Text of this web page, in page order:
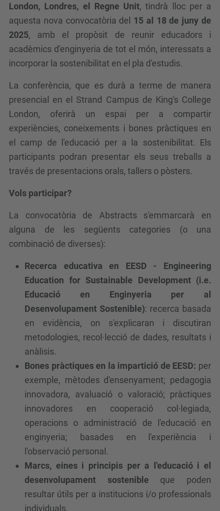
London, Londres, el Regne Unit, tindrà lloc per a
aquesta nova convocatòria del 15 al 18 de juny de
2025, amb el propòsit de reunir educadors i
acadèmics d'enginyeria de tot el món, interessats ​​a
incorporar la sostenibilitat en el pla d'estudis.
La conferència, que es durà a terme de manera
presencial en el Strand Campus de King's College
London, oferirà un espai per a compartir
experiències, coneixements i bones pràctiques en
el camp de l'educació per a la sostenibilitat. Els
participants podran presentar els seus treballs a
través de presentacions orals, tallers o pòsters.
Vols participar?
La convocatòria de Abstracts s'emmarcarà en
alguna de les següents categories (o una
combinació de diverses):
Recerca educativa en EESD - Engineering
Education for Sustainable Development (i.e.
Educació en Enginyeria per al
Desenvolupament Sostenible): recerca basada
en evidència, on s'explicaran i discutiran
metodologies, recol·lecció de dades, resultats i
anàlisis.
Bones pràctiques en la impartició de EESD: per
exemple, mètodes d'ensenyament; pedagogia
innovadora, avaluació o valoració; pràctiques
innovadores en cooperació col·legiada,
operacions o administració de l'educació en
enginyeria; basades en l'experiència i
l'observació personal.
Marcs, eines i principis per a l'educació i el
desenvolupament sostenible que poden
resultar útils per a institucions i/o professionals
individuals.